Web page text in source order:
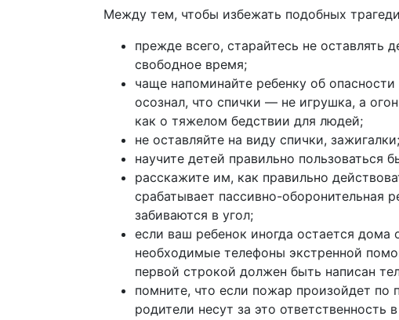
Между тем, чтобы избежать подобных
прежде всего, старайтесь не оставлять
свободное время;
чаще напоминайте ребенку об
осознал, что спички — не игрушка, а
как о тяжелом бедствии для людей;
не оставляйте на виду спички, зажигалки;
научите детей правильно пользоваться
расскажите им, как правильно
срабатывает пассивно-оборонительная
забиваются в угол;
если ваш ребенок иногда остается дома
необходимые телефоны экстренной
первой строкой должен быть написан
помните, что если пожар произойдет
родители несут за это ответственность